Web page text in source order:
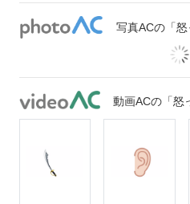
写真ACの「
動画ACの「怒